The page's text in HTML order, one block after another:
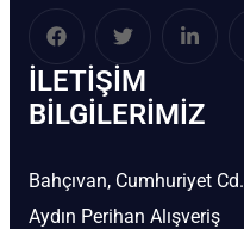
İLETIŞIM
BİLGILERIMIZ
Bahçıvan, Cumhuriyet Cd.
Aydın Perihan Alışveriş